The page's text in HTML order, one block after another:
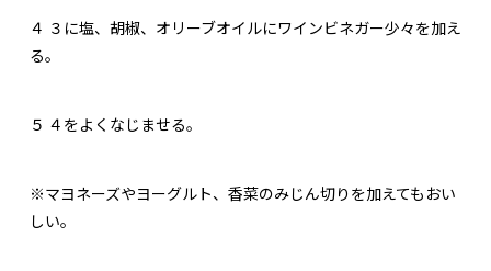
４ ３に塩、胡椒、オリーブオイルにワインビネガー少々を加え
る。
５ ４をよくなじませる。
※マヨネーズやヨーグルト、香菜のみじん切りを加えてもおい
しい。